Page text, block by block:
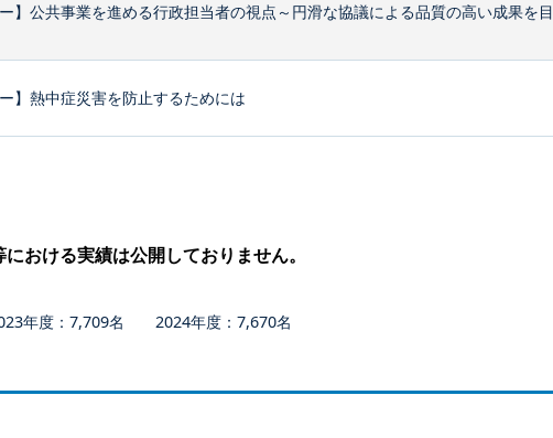
】公共事業を進める行政担当者の視点～円滑な協議による品質の高い成果を目
】熱中症災害を防止するためには
おける実績は公開しておりません。
度：7,709名 2024年度：7,670名